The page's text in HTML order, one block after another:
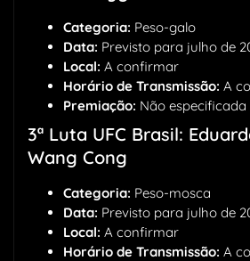
Categoria: Peso-galo
Data: Previsto para julho de
Local: A confirmar
Horário de Transmissão: A
Premiação: Não especificada
3ª Luta UFC Brasil:
Wang Cong
Categoria: Peso-mosca
Data: Previsto para julho de
Local: A confirmar
Horário de Transmissão: A